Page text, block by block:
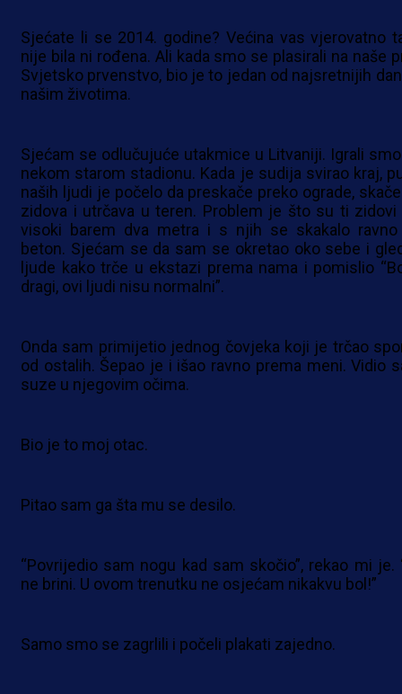
Sjećate li se 2014. godine? Većina vas vjerovatno
nije bila ni rođena. Ali kada smo se plasirali na naše
Svjetsko prvenstvo, bio je to jedan od najsretnijih
našim životima.
Sjećam se odlučujuće utakmice u Litvaniji. Igrali
nekom starom stadionu. Kada je sudija svirao kraj,
naših ljudi je počelo da preskače preko ograde,
zidova i utrčava u teren. Problem je što su ti zidovi
visoki barem dva metra i s njih se skakalo ravno
beton. Sjećam se da sam se okretao oko sebe i
ljude kako trče u ekstazi prema nama i pomislio
dragi, ovi ljudi nisu normalni”.
Onda sam primijetio jednog čovjeka koji je trčao
od ostalih. Šepao je i išao ravno prema meni. Vidio
suze u njegovim očima.
Bio je to moj otac.
Pitao sam ga šta mu se desilo.
“Povrijedio sam nogu kad sam skočio”, rekao mi je.
ne brini. U ovom trenutku ne osjećam nikakvu bol!”
Samo smo se zagrlili i počeli plakati zajedno.